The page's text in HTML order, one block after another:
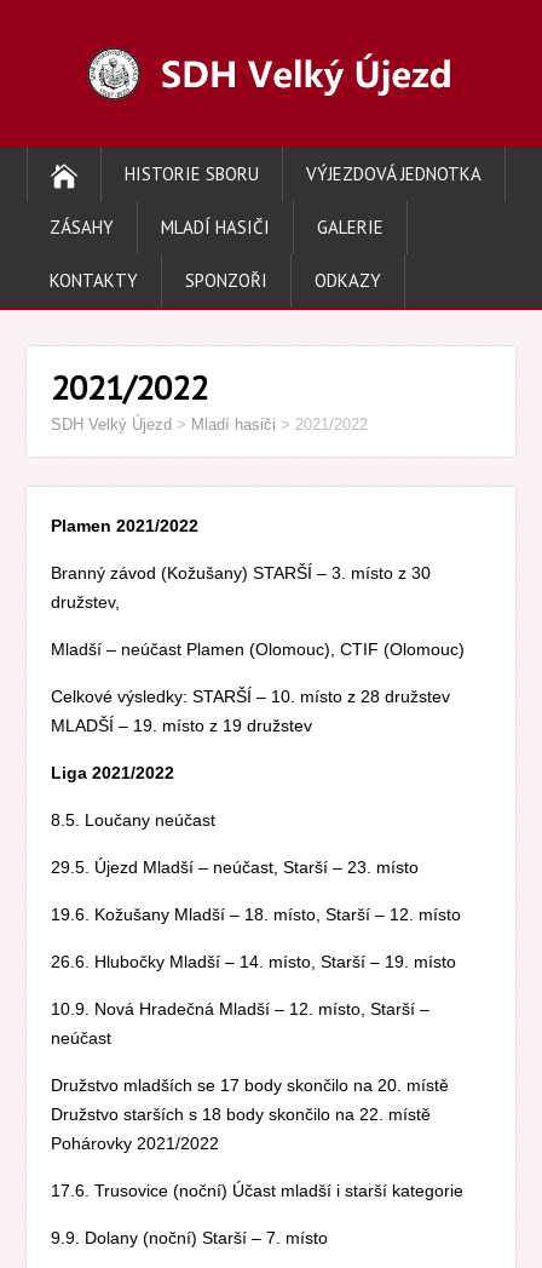
HISTORIE SBORU VÝJEZDOVÁ JEDNOTKA
ZÁSAHY MLADÍ HASIČI GALERIE
KONTAKTY SPONZOŘI ODKAZY
2021/2022
SDH Velký Újezd > Mladí hasiči > 2021/2022
Plamen 2021/2022
Branný závod (Kožušany) STARŠÍ – 3. místo z 30
družstev,
Mladší – neúčast Plamen (Olomouc), CTIF (Olomouc)
Celkové výsledky: STARŠÍ – 10. místo z 28 družstev
MLADŠÍ – 19. místo z 19 družstev
Liga 2021/2022
8.5. Loučany neúčast
29.5. Újezd Mladší – neúčast, Starší – 23. místo
19.6. Kožušany Mladší – 18. místo, Starší – 12. místo
26.6. Hlubočky Mladší – 14. místo, Starší – 19. místo
10.9. Nová Hradečná Mladší – 12. místo, Starší –
neúčast
Družstvo mladších se 17 body skončilo na 20. místě
Družstvo starších s 18 body skončilo na 22. místě
Pohárovky 2021/2022
17.6. Trusovice (noční) Účast mladší i starší kategorie
9.9. Dolany (noční) Starší – 7. místo